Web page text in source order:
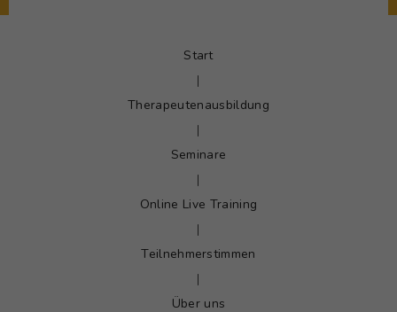
Start
|
Therapeutenausbildung
|
Seminare
|
Online Live Training
|
Teilnehmerstimmen
|
Über uns